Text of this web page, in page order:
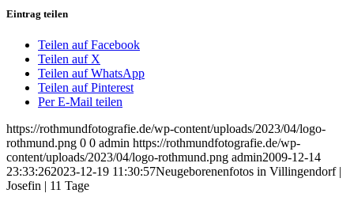
Eintrag teilen
Teilen auf Facebook
Teilen auf X
Teilen auf WhatsApp
Teilen auf Pinterest
Per E-Mail teilen
https://rothmundfotografie.de/wp-content/uploads/2023/04/logo-
rothmund.png 0 0 admin https://rothmundfotografie.de/wp-
content/uploads/2023/04/logo-rothmund.png admin2009-12-14
23:33:262023-12-19 11:30:57Neugeborenenfotos in Villingendorf |
Josefin | 11 Tage